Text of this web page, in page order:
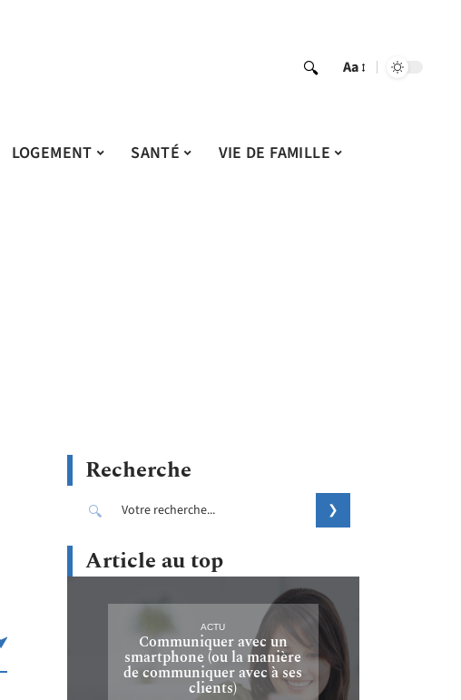
Aa
LOGEMENT SANTÉ
VIE DE FAMILLE
Recherche
Article au top
ACTU
Communiquer avec un
smartphone (ou la manière
de communiquer avec à ses
clients)